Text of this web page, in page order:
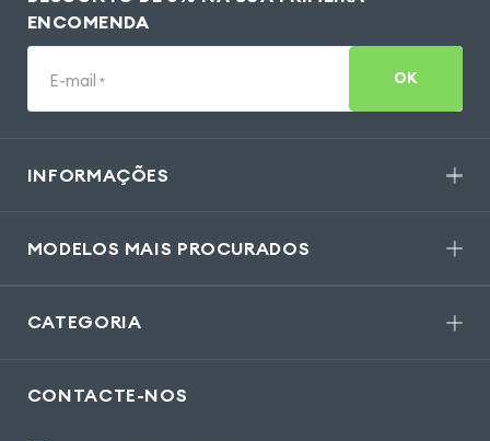
ENCOMENDA
E-mail * OK
INFORMAÇÕES
MODELOS MAIS PROCURADOS
CATEGORIA
CONTACTE-NOS